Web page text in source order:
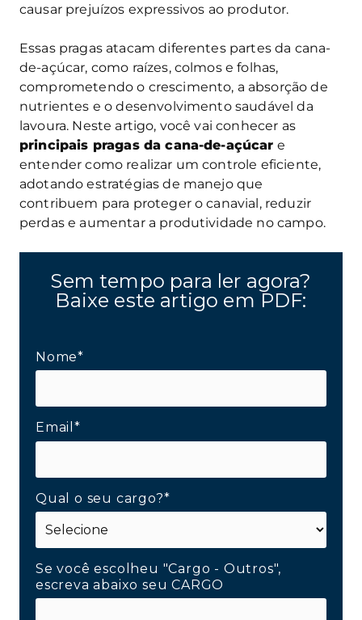
causar prejuízos expressivos ao produtor.
Essas pragas atacam diferentes partes da cana-
de-açúcar, como raízes, colmos e folhas,
comprometendo o crescimento, a absorção de
nutrientes e o desenvolvimento saudável da
lavoura. Neste artigo, você vai conhecer as
principais pragas da cana-de-açúcar e
entender como realizar um controle eficiente,
adotando estratégias de manejo que
contribuem para proteger o canavial, reduzir
perdas e aumentar a produtividade no campo.
Sem tempo para ler agora?
Baixe este artigo em PDF:
Nome*
Email*
Qual o seu cargo?*
Se você escolheu "Cargo - Outros",
escreva abaixo seu CARGO